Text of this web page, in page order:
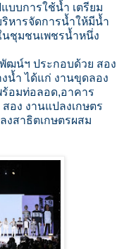
บบการใช้น้ำ เตรียม
หารจัดการน้ำให้มีน้ำ
นชุมชนเพชรน้ำหนึ่ง
ฒน์ฯ ประกอบด้วย สอง
น้ำ ได้แก่ งานขุดลอง
ร้อมท่อลอด,อาคาร
อง งานแปลงเกษตร
สาธิตเกษตรผสม